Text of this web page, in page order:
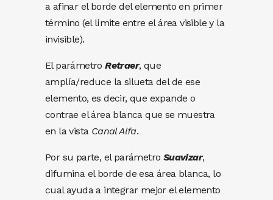
a afinar el borde del elemento en primer
término (el límite entre el área visible y la
invisible).
El parámetroRetraer, que
amplía/reduce la silueta del de ese
elemento, es decir, que expande o
contrae el área blanca que se muestra
en la vista Canal Alfa.
Por su parte, el parámetro Suavizar,
difumina el borde de esa área blanca, lo
cual ayuda a integrar mejor el elemento